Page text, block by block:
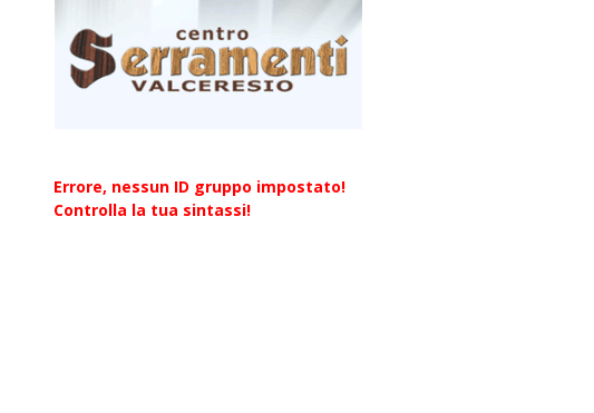
Errore, nessun ID gruppo impostato!
Controlla la tua sintassi!